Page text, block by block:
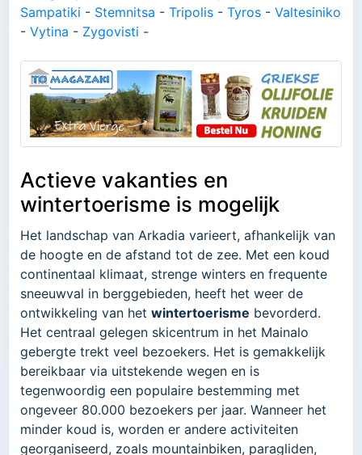
Sampatiki - Stemnitsa - Tripolis - Tyros - Valtesiniko
- Vytina - Zygovisti -
Actieve vakanties en
wintertoerisme is mogelijk
Het landschap van Arkadia varieert, afhankelijk van
de hoogte en de afstand tot de zee. Met een koud
continentaal klimaat, strenge winters en frequente
sneeuwval in berggebieden, heeft het weer de
ontwikkeling van het wintertoerisme bevorderd.
Het centraal gelegen skicentrum in het Mainalo
gebergte trekt veel bezoekers. Het is gemakkelijk
bereikbaar via uitstekende wegen en is
tegenwoordig een populaire bestemming met
ongeveer 80.000 bezoekers per jaar. Wanneer het
minder koud is, worden er andere activiteiten
georganiseerd, zoals mountainbiken, paragliden,